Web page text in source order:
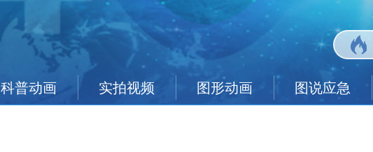
科普动画 实拍视频 图形动画 图说应急